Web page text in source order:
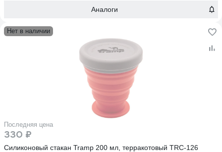
Аналоги
Нет в наличии
Последняя цена
330 ₽
Силиконовый стакан Tramp 200 мл, терракотовый TRC-126